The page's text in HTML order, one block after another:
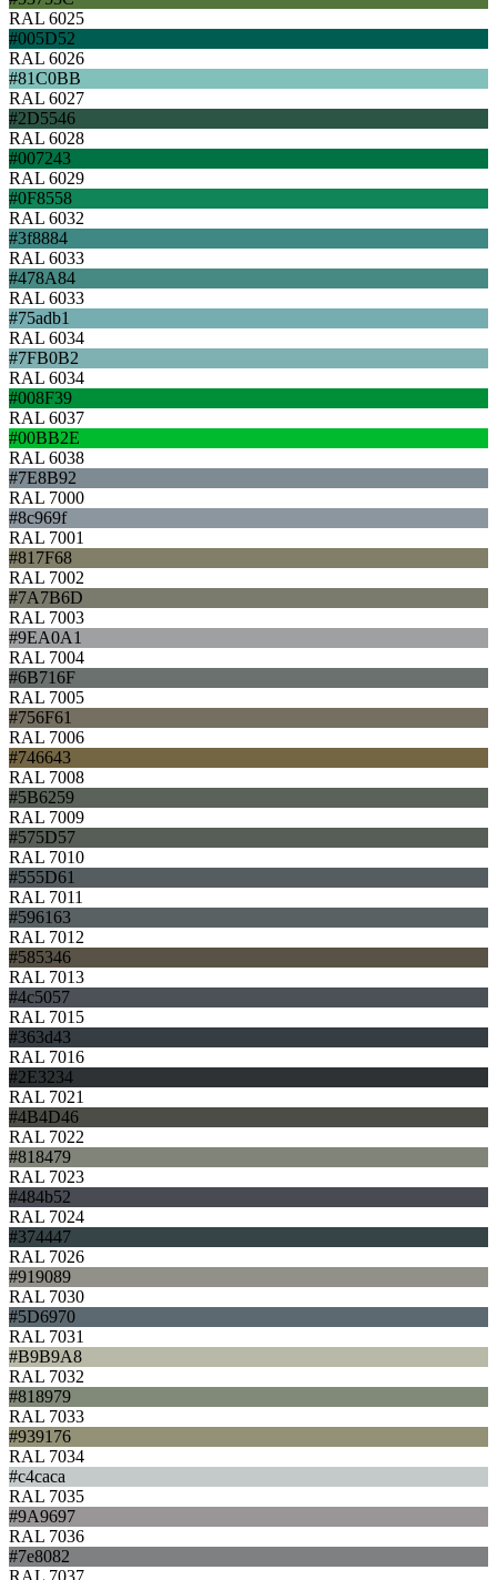
RAL 6025
#005D52
RAL 6026
#81C0BB
RAL 6027
#2D5546
RAL 6028
#007243
RAL 6029
#0F8558
RAL 6032
#3f8884
RAL 6033
#478A84
RAL 6033
#75adb1
RAL 6034
#7FB0B2
RAL 6034
#008F39
RAL 6037
#00BB2E
RAL 6038
#7E8B92
RAL 7000
#8c969f
RAL 7001
#817F68
RAL 7002
#7A7B6D
RAL 7003
#9EA0A1
RAL 7004
#6B716F
RAL 7005
#756F61
RAL 7006
#746643
RAL 7008
#5B6259
RAL 7009
#575D57
RAL 7010
#555D61
RAL 7011
#596163
RAL 7012
#585346
RAL 7013
#4c5057
RAL 7015
#363d43
RAL 7016
#2E3234
RAL 7021
#4B4D46
RAL 7022
#818479
RAL 7023
#484b52
RAL 7024
#374447
RAL 7026
#919089
RAL 7030
#5D6970
RAL 7031
#B9B9A8
RAL 7032
#818979
RAL 7033
#939176
RAL 7034
#c4caca
RAL 7035
#9A9697
RAL 7036
#7e8082
RAL 7037